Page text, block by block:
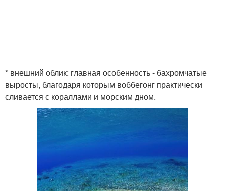
* внешний облик: главная особенность - бахромчатые
выросты, благодаря которым воббегонг практически
сливается с кораллами и морским дном.